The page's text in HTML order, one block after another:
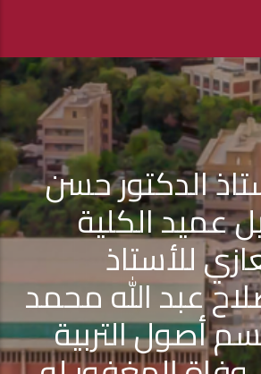
الدكتور حسن
عميد الكلية
للأستاذ
عبد الله محمد
أصول التربية